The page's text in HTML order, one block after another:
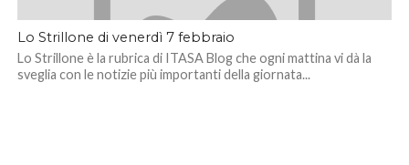
Lo Strillone di venerdì 7 febbraio
Lo Strillone è la rubrica di ITASA Blog che ogni mattina vi dà la
sveglia con le notizie più importanti della giornata...